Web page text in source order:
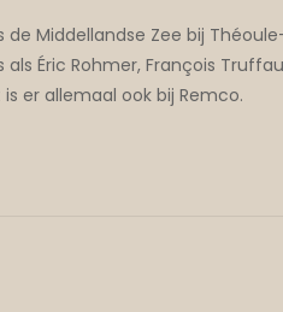
Middellandse Zee bij
Éric Rohmer, François
er allemaal ook bij Remco.